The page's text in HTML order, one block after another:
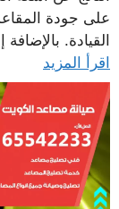
على جودة
القيادة.
اقرأ المزيد